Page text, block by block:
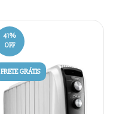
41%
OFF
FRETE GRÁTIS